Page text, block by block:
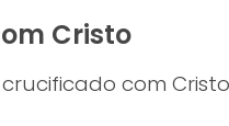
Cristo
crucificado com